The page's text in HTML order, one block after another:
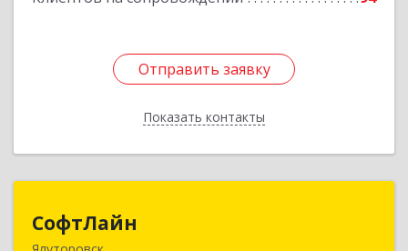
Отправить заявку
Показать контакты
Отправить заявку
Назад
СофтЛайн